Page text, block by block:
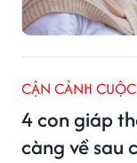
CẬN CẢNH
4 con giáp
càng về sau